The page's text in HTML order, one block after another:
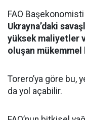
FAO
Ukrayna’daki
yüksek maliyetler
oluşan mükemmel
Torero’ya göre bu,
da yol açabilir.